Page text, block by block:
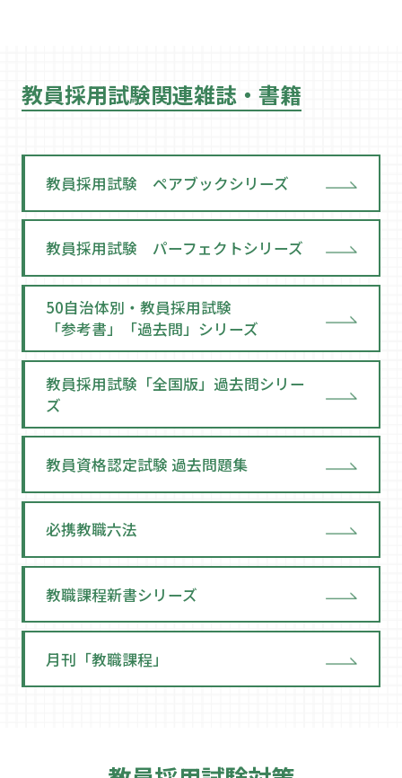
教員採用試験関連雑誌・書籍
教員採用試験 ペアブックシリーズ
教員採用試験 パーフェクトシリーズ
50自治体別・教員採用試験
「参考書」「過去問」シリーズ
教員採用試験「全国版」過去問シリー
ズ
教員資格認定試験 過去問題集
必携教職六法
教職課程新書シリーズ
月刊「教職課程」